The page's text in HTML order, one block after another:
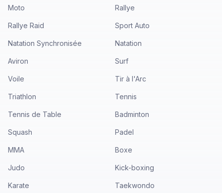
Moto Rallye
Rallye Raid Sport Auto
Natation Synchronisée Natation
Aviron Surf
Voile Tir à l'Arc
Triathlon Tennis
Tennis de Table Badminton
Squash Padel
MMA Boxe
Judo Kick-boxing
Karate Taekwondo